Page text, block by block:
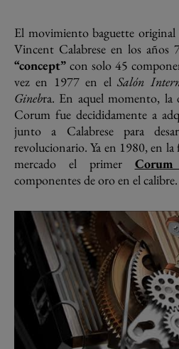
El movimiento baguette
Vincent Calabrese en los años
“concept” con solo 45
vez en 1977 en elSalón
Ginebra. En aquel momento, la
Corum fue decididamente a
junto a Calabrese para
revolucionario. Ya en 1980, en la
mercado el primer
componentes de oro en el calibre.